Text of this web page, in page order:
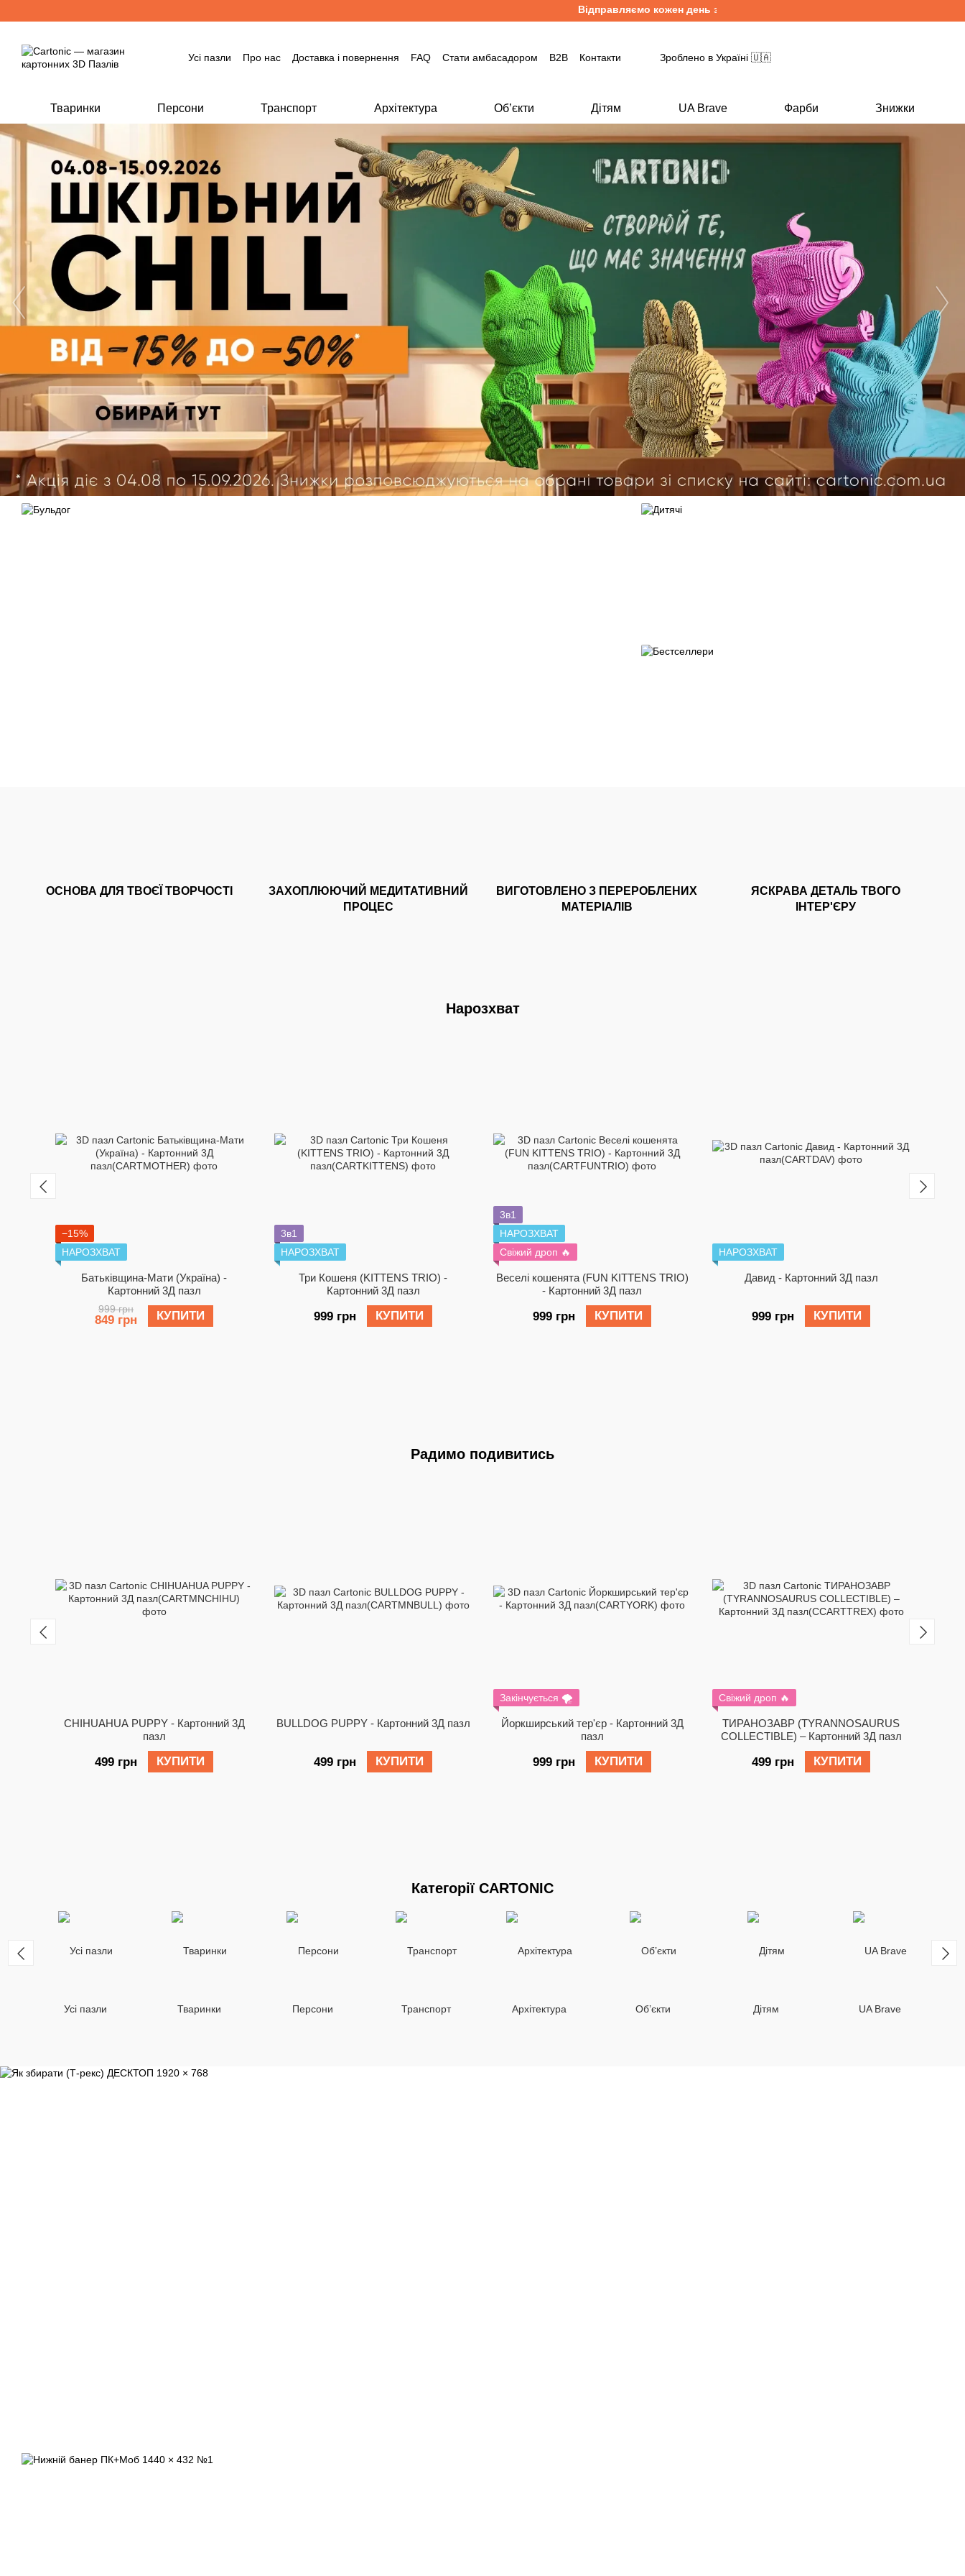
Відправляємо кожен день з понеділка по п'ятницю. Безкоштовна доставка від
Усі пазли Про нас Доставка і повернення FAQ Стати амбасадором B2B Контакти Зроблено в Україні 🇺🇦
Тваринки Персони Транспорт Архітектура Об’єкти Дітям UA Brave Фарби Знижки
ОСНОВА ДЛЯ ТВОЄЇ ТВОРЧОСТІ
ЗАХОПЛЮЮЧИЙ МЕДИТАТИВНИЙ
ПРОЦЕС
ВИГОТОВЛЕНО З ПЕРЕРОБЛЕНИХ
МАТЕРІАЛІВ
ЯСКРАВА ДЕТАЛЬ ТВОГО
ІНТЕР'ЄРУ
Нарозхват
−15%
НАРОЗХВАТ
Батьківщина-Мати (Україна) -
Картонний 3Д пазл
999 грн
849 грн КУПИТИ
3в1
НАРОЗХВАТ
Три Кошеня (KITTENS TRIO) -
Картонний 3Д пазл
999 грн КУПИТИ
3в1
НАРОЗХВАТ
Свіжий дроп 🔥
Веселі кошенята (FUN KITTENS TRIO)
- Картонний 3Д пазл
999 грн КУПИТИ
НАРОЗХВАТ
Давид - Картонний 3Д пазл
999 грн КУПИТИ
Радимо подивитись
CHIHUAHUA PUPPY - Картонний 3Д
пазл
499 грн КУПИТИ
BULLDOG PUPPY - Картонний 3Д пазл
499 грн КУПИТИ
Закінчується 🌪️
Йоркширський тер'єр - Картонний 3Д
пазл
999 грн КУПИТИ
Свіжий дроп 🔥
ТИРАНОЗАВР (TYRANNOSAURUS
COLLECTIBLE) – Картонний 3Д пазл
499 грн КУПИТИ
Категорії CARTONIC
Усі пазли Тваринки Персони Транспорт Архітектура Об’єкти Дітям UA Brave